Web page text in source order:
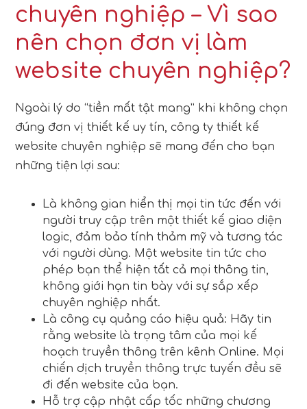
chuyên nghiệp – Vì sao
nên chọn đơn vị làm
website chuyên nghiệp?
Ngoài lý do “tiền mất tật mang” khi không chọn
đúng đơn vị thiết kế uy tín, công ty thiết kế
website chuyên nghiệp sẽ mang đến cho bạn
những tiện lợi sau:
Là không gian hiển thị mọi tin tức đến với
người truy cập trên một thiết kế giao diện
logic, đảm bảo tính thảm mỹ và tương tác
với người dùng. Một website tin tức cho
phép bạn thể hiện tất cả mọi thông tin,
không giới hạn tin bày với sự sắp xếp
chuyên nghiệp nhất.
Là công cụ quảng cáo hiệu quả: Hãy tin
rằng website là trọng tâm của mọi kế
hoạch truyền thông trên kênh Online. Mọi
chiến dịch truyền thông trực tuyến đều sẽ
đi đến website của bạn.
Hỗ trợ cập nhật cấp tốc những chương